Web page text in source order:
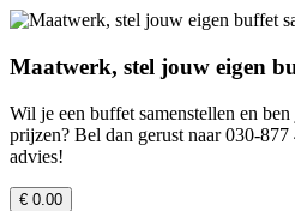
Maatwerk, stel jouw eigen
Wil je een buffet samenstellen en
prijzen? Bel dan gerust naar 030-
advies!
€ 0.00